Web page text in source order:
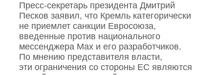
Пресс‑секретарь президента Дмитрий
Песков заявил, что Кремль категорически
не приемлет санкции Евросоюза,
введенные против национального
мессенджера Mах и его разработчиков.
По мнению представителя власти,
эти ограничения со стороны ЕС являются